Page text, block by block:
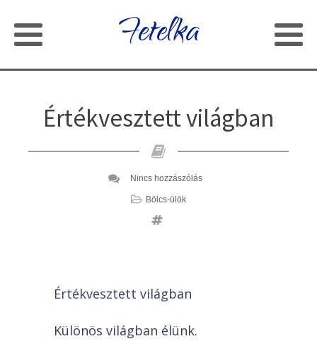
Fetelka
Értékvesztett világban
Nincs hozzászólás
Bölcs-ülök
Értékvesztett világban
Különös világban élünk.